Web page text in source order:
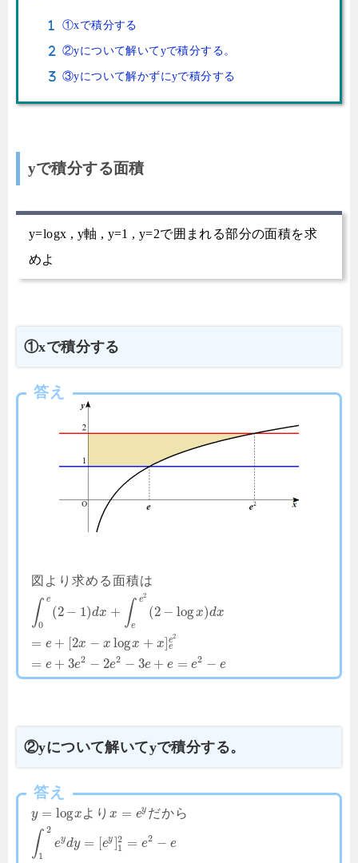
①xで積分する
②yについて解いてyで積分する。
③yについて解かずにyで積分する
yで積分する面積
y=logx , y軸 , y=1 , y=2で囲まれる部分の面積を求
めよ
①xで積分する
答え
図より求める面積は
∫ e
0
(2 − 1)dx + ∫ e2
e
(2 − logx)dx
= e + [2x − x logx + x]e2
e
= e + 3e2 − 2e2 − 3e + e = e2 − e
②yについて解いてyで積分する。
答え
y = logxよりx = ey だから
∫ 2
1
eydy = ey ]2
1 = e2 − e